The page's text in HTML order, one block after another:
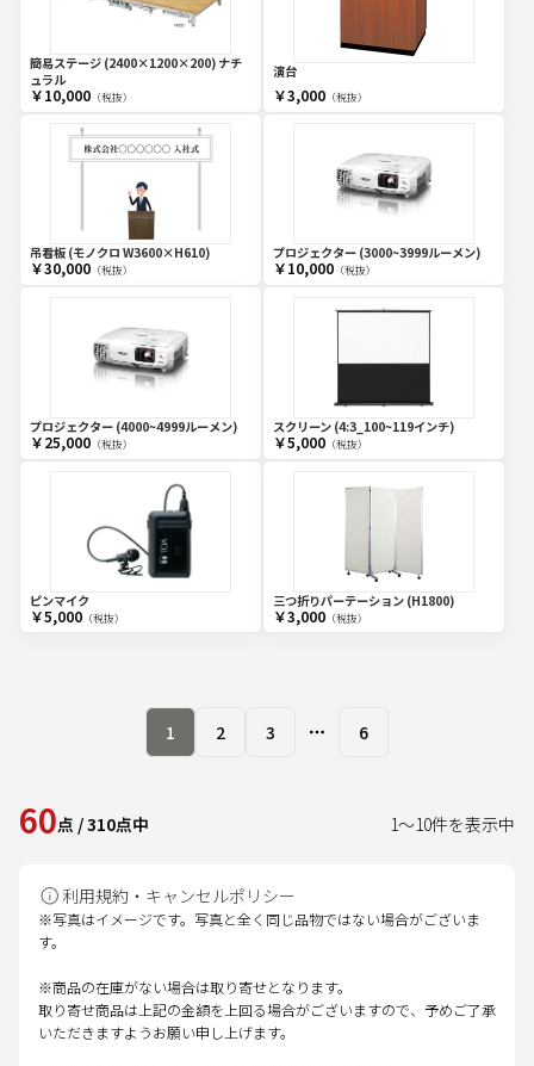
簡易ステージ (2400×1200×200) ナチ
ュラル
￥10,000（税抜）
演台
￥3,000（税抜）
吊看板 (モノクロ W3600×H610)
￥30,000（税抜）
プロジェクター (3000~3999ルーメン)
￥10,000（税抜）
プロジェクター (4000~4999ルーメン)
￥25,000（税抜）
スクリーン (4:3_100~119インチ)
￥5,000（税抜）
ピンマイク
￥5,000（税抜）
三つ折りパーテーション (H1800)
￥3,000（税抜）
1 2 3 More pages
6
60点 /310点中 1～10件を表示中
利用規約・キャンセルポリシー
※写真はイメージです。写真と全く同じ品物ではない場合がございま
す。
※商品の在庫がない場合は取り寄せとなります。
取り寄せ商品は上記の金額を上回る場合がございますので、予めご了承
いただきますようお願い申し上げます。